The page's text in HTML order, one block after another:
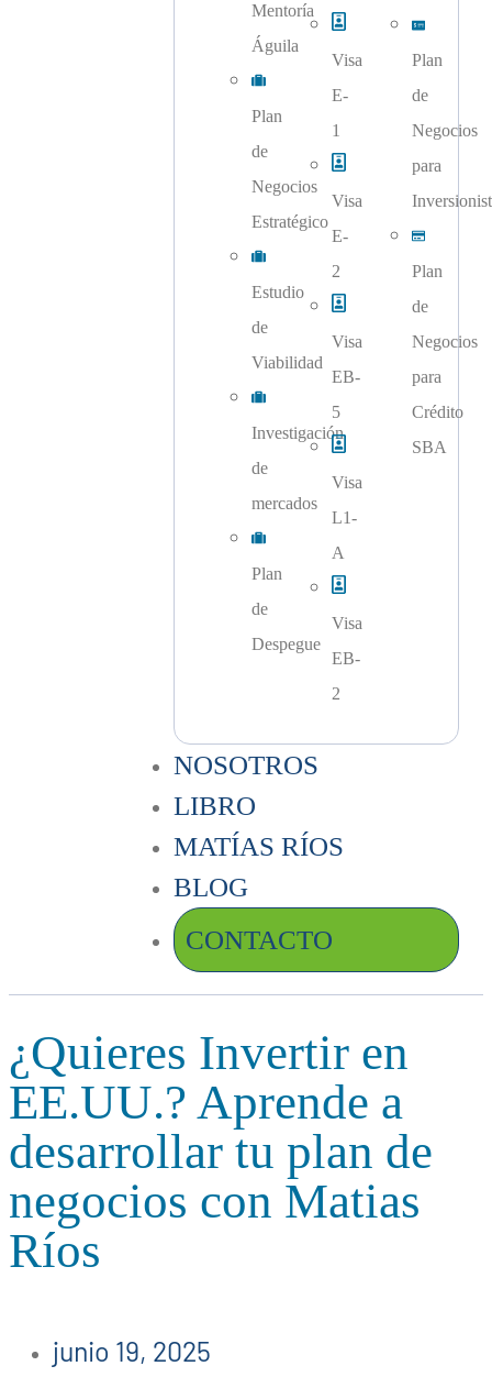
Mentoría
Águila
Plan
de
Negocios
Estratégico
Estudio
de
Viabilidad
Investigación
de
mercados
Plan
de
Despegue
Visa
E-
1
Visa
E-
2
Visa
EB-
5
Visa
L1-
A
Visa
EB-
2
Plan
de
Negocios
para
Plan
de
Negocios
para
Crédito
SBA
NOSOTROS
LIBRO
MATÍAS RÍOS
BLOG
CONTACTO
¿Quieres Invertir en
EE.UU.? Aprende a
desarrollar tu plan de
negocios con Matias
Ríos
junio 19, 2025